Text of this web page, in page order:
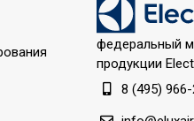
федеральный
продукции
8 (495)